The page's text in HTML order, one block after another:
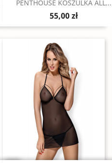

PENTHOUSE KOSZULKA ALL...
55,00 zł